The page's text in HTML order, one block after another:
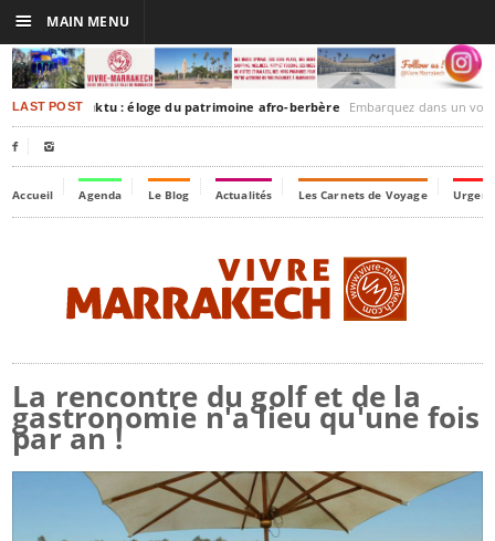
LAST POSTTimbuktu : éloge du patrimoine afro-berbère Embarquez dans un voyage culturel dans le
 
Accueil Agenda Le Blog Actualités Les Carnets de Voyage
La rencontre du golf et de la
gastronomie n'a lieu qu'une fois
par an !
☰ MAIN MENU